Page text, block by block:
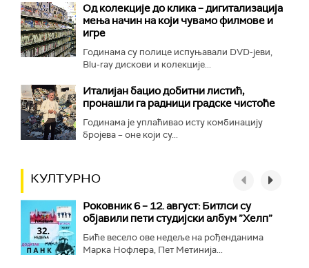
Од колекције до клика – дигитализација
мења начин на који чувамо филмове и
игре
Годинама су полице испуњавали DVD-јеви,
Blu-ray дискови и колекције...
Италијан бацио добитни листић,
пронашли га радници градске чистоће
Годинама је уплаћивао исту комбинацију
бројева – оне који су...
КУЛТУРНО
Роковник 6 – 12. август: Битлси су
објавили пети студијски албум ”Хелп”
Биће весело ове недеље на рођенданима
Марка Нофлера, Пет Метинија...